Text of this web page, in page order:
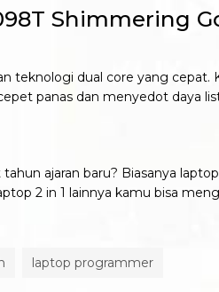
Shimmering
teknologi dual core yang cepat.
panas dan menyedot daya
ajaran baru? Biasanya
2 in 1 lainnya kamu bisa
laptop programmer